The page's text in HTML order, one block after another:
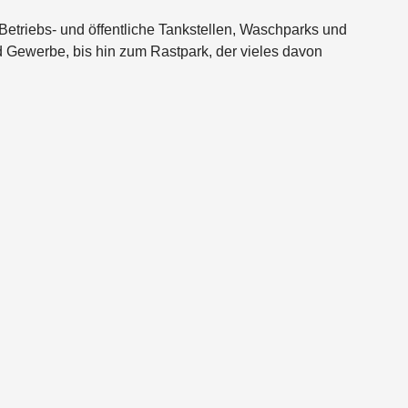
und öffentliche Tankstellen, Waschparks und
bis hin zum Rastpark, der vieles davon